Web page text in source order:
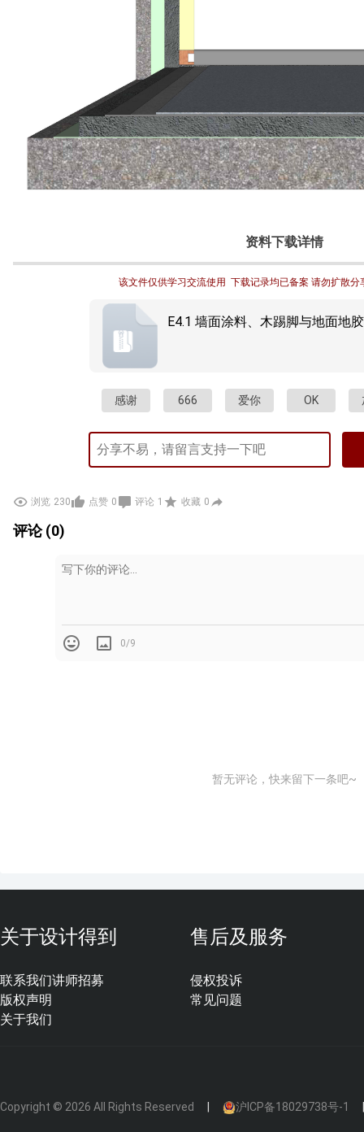
资料下载详情
该文件仅供学习交流使用  下载记录均已备案 请勿扩散分
E4.1 墙面涂料、木踢脚与地面地
感谢 666 爱你 OK
浏览 230 点赞 0 评论 1 收藏 0
评论 (0)
0/9
暂无评论，快来留下一条吧~
关于设计得到
联系我们
版权声明
关于我们
讲师招募
售后及服务
侵权投诉
常见问题
Copyright © 2026 All Rights Reserved 沪ICP备18029738号-1